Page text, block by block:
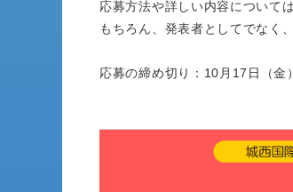
応募方法や詳しい内容について
もちろん、発表者としてでなく
応募の締め切り：10月17日（